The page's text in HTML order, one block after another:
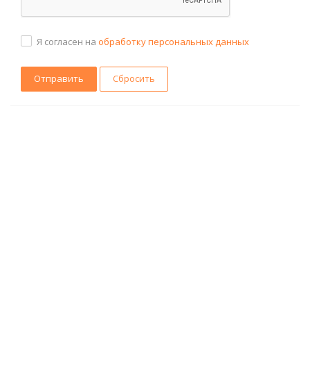
Я согласен на обработку персональных данных
Сбросить